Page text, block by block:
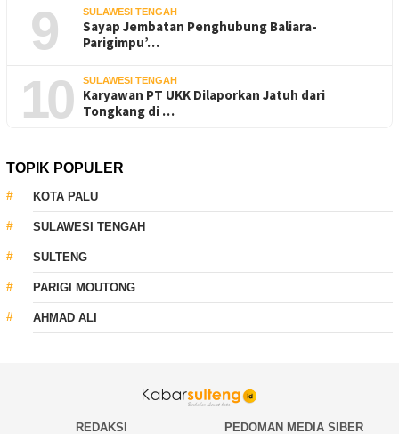
9 SULAWESI TENGAH
Sayap Jembatan Penghubung Baliara-
Parigimpu’…
10 SULAWESI TENGAH
Karyawan PT UKK Dilaporkan Jatuh dari
Tongkang di …
TOPIK POPULER
KOTA PALU
SULAWESI TENGAH
SULTENG
PARIGI MOUTONG
AHMAD ALI
REDAKSI PEDOMAN MEDIA SIBER